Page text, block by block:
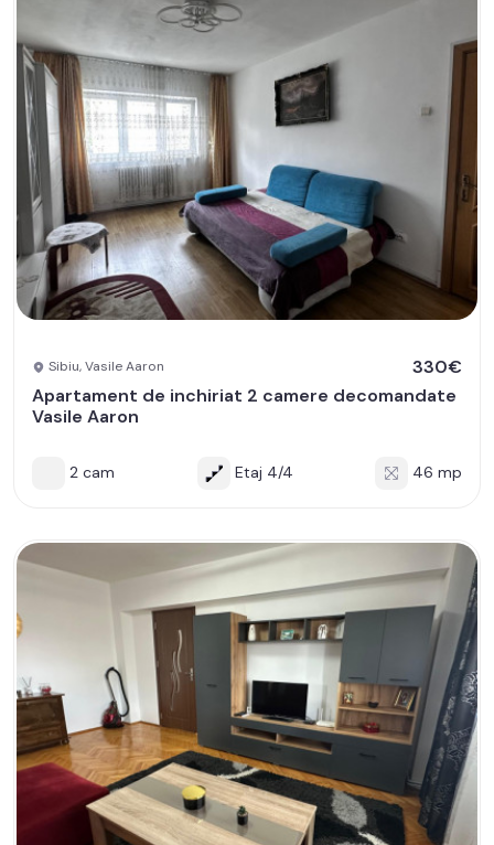
Sibiu, Vasile Aaron
330€
Apartament de inchiriat 2 camere decomandate
Vasile Aaron
2 cam Etaj 4/4 46 mp